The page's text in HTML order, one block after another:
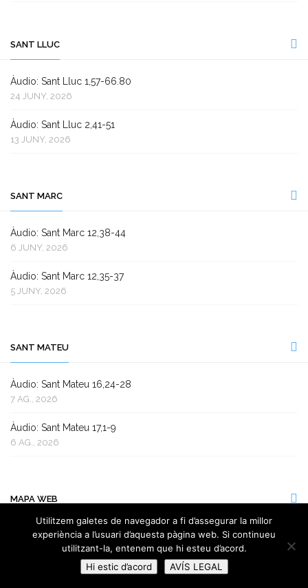
SANT LLUC
Àudio: Sant Lluc 1,57-66.80
24 JUNY, 2026
Àudio: Sant Lluc 2,41-51
13 JUNY, 2026
SANT MARC
Àudio: Sant Marc 12,38-44
6 JUNY, 2026
Àudio: Sant Marc 12,35-37
5 JUNY, 2026
SANT MATEU
Àudio: Sant Mateu 16,24-28
7 AG., 2026
Àudio: Sant Mateu 17,1-9
6 AG., 2026
MAPA WEB
Biografia
Utilitzem galetes de navegador a fi d’assegurar la millor
experiència a l’usuari d’aquesta pàgina web. Si continueu
utilitzant-la, entenem que hi esteu d’acord.
Hi estic d’acord
AVÍS LEGAL